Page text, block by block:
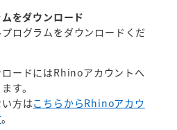
をダウンロード
ログラムをダウンロードくだ
ードにはRhinoアカウントへ
す。
方はこちらからRhinoアカウ
。